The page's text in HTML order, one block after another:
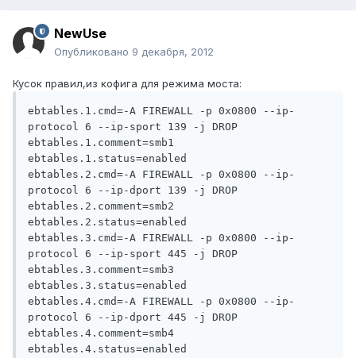
NewUse
Опубликовано 9 декабря, 2012
Кусок правил,из кофига для режима моста:
ebtables.1.cmd=-A FIREWALL -p 0x0800 --ip-
protocol 6 --ip-sport 139 -j DROP
ebtables.1.comment=smb1
ebtables.1.status=enabled
ebtables.2.cmd=-A FIREWALL -p 0x0800 --ip-
protocol 6 --ip-dport 139 -j DROP
ebtables.2.comment=smb2
ebtables.2.status=enabled
ebtables.3.cmd=-A FIREWALL -p 0x0800 --ip-
protocol 6 --ip-sport 445 -j DROP
ebtables.3.comment=smb3
ebtables.3.status=enabled
ebtables.4.cmd=-A FIREWALL -p 0x0800 --ip-
protocol 6 --ip-dport 445 -j DROP
ebtables.4.comment=smb4
ebtables.4.status=enabled